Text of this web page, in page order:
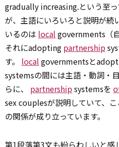
gradually increasing.という至
が、主語にいろいろと説明が続
いるのは local governments（
それにadopting partnership
す。 local governmentsと
systemsの間には主語・動詞・
らに、 partnershipsystemsを
sex couplesが説明していて、
の関係が成り立っています。
第1段落第3文も紛らわしいと感